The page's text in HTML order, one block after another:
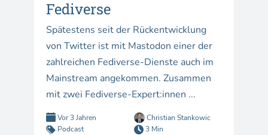
Fediverse
Spätestens seit der Rückentwicklung
von Twitter ist mit Mastodon einer der
zahlreichen Fediverse-Dienste auch im
Mainstream angekommen. Zusammen
mit zwei Fediverse-Expert:innen ...
Vor 3 Jahren
Christian Stankowic
Podcast
3 Min